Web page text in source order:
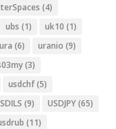
(4)
ubs (1) uk10 (1)
ura (6) uranio (9)
(3)
usdchf(5)
(9) USDJPY(65)
(11)